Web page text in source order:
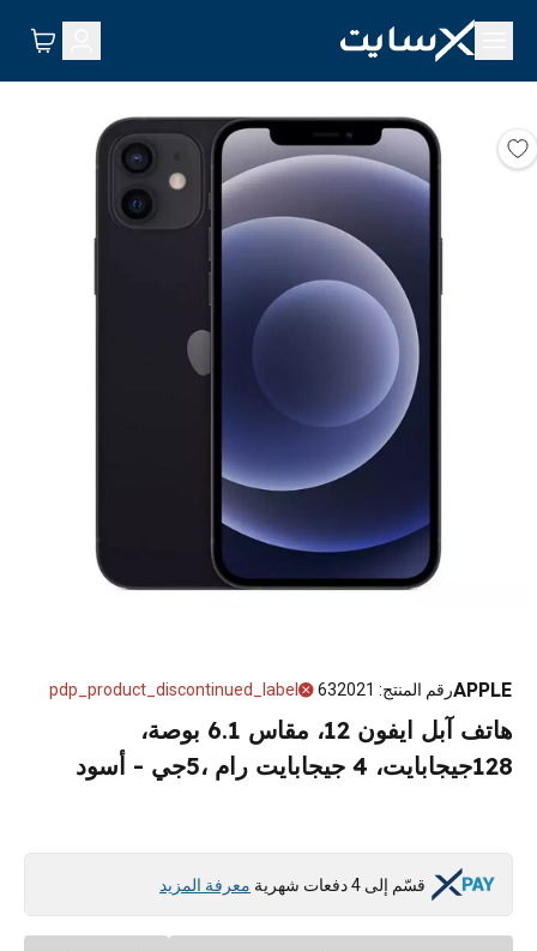
APPLEرقم المنتج:
632021
pdp_product_discontinued_label
هاتف آبل ايفون 12، مقاس 6.1 بوصة،
128جيجابايت، 4 جيجابايت رام ،5جي - أسود
قسّم إلى 4 دفعات شهرية معرفة المزيد